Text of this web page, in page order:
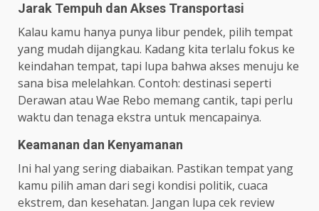
Jarak Tempuh dan Akses Transportasi
Kalau kamu hanya punya libur pendek, pilih tempat
yang mudah dijangkau. Kadang kita terlalu fokus ke
keindahan tempat, tapi lupa bahwa akses menuju ke
sana bisa melelahkan. Contoh: destinasi seperti
Derawan atau Wae Rebo memang cantik, tapi perlu
waktu dan tenaga ekstra untuk mencapainya.
Keamanan dan Kenyamanan
Ini hal yang sering diabaikan. Pastikan tempat yang
kamu pilih aman dari segi kondisi politik, cuaca
ekstrem, dan kesehatan. Jangan lupa cek review